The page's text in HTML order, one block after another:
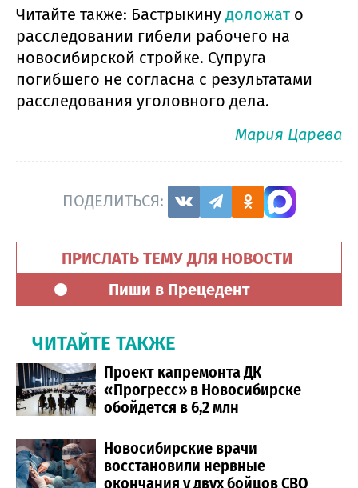
Читайте также: Бастрыкину доложат о
расследовании гибели рабочего на
новосибирской стройке. Супруга
погибшего не согласна с результатами
расследования уголовного дела.
Мария Царева
ПОДЕЛИТЬСЯ:
ПРИСЛАТЬ ТЕМУ ДЛЯ НОВОСТИ
Пиши в Прецедент
ЧИТАЙТЕ ТАКЖЕ
Проект капремонта ДК
«Прогресс» в Новосибирске
обойдется в 6,2 млн
Новосибирские врачи
восстановили нервные
окончания у двух бойцов СВО